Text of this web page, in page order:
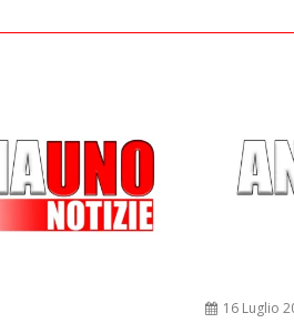
16 Luglio